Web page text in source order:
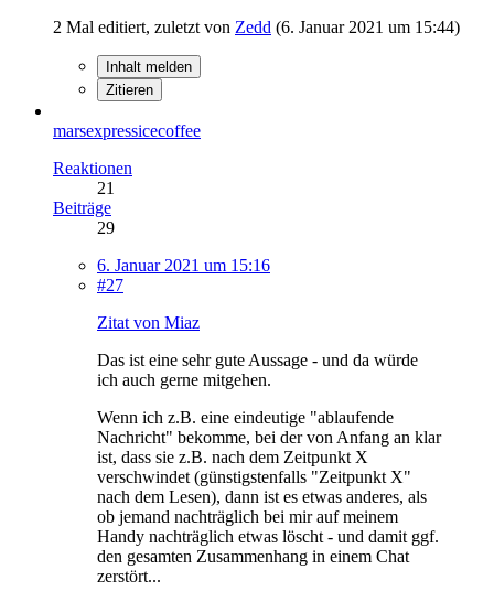
2 Mal editiert, zuletzt von Zedd (6. Januar 2021 um 15:44)
Inhalt melden
Zitieren
marsexpressicecoffee
Reaktionen
21
Beiträge
29
6. Januar 2021 um 15:16
#27
Zitat von Miaz
Das ist eine sehr gute Aussage - und da würde
ich auch gerne mitgehen.
Wenn ich z.B. eine eindeutige "ablaufende
Nachricht" bekomme, bei der von Anfang an klar
ist, dass sie z.B. nach dem Zeitpunkt X
verschwindet (günstigstenfalls "Zeitpunkt X"
nach dem Lesen), dann ist es etwas anderes, als
ob jemand nachträglich bei mir auf meinem
Handy nachträglich etwas löscht - und damit ggf.
den gesamten Zusammenhang in einem Chat
zerstört...